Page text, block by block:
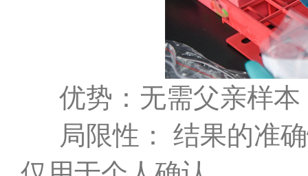
优势：无需父亲样
局限性： 结果的准